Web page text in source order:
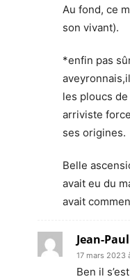
Au fond, ce
son vivant).
*enfin pas
les ploucs
arriviste
ses origines.
Belle
avait eu du
avait
Jean-
17 mars 2023
Ben il